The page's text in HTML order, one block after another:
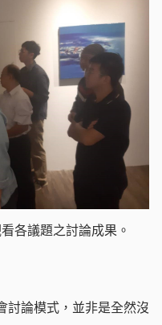
各議題之討論成果。
討論模式，並非是全然沒